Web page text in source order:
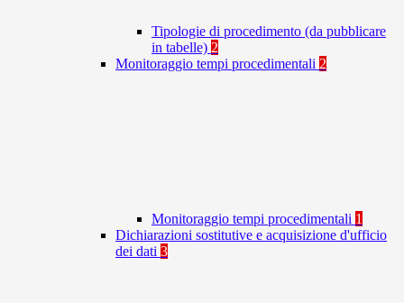
Tipologie di procedimento (da pubblicare
in tabelle) 2
Monitoraggio tempi procedimentali 2
Monitoraggio tempi procedimentali 1
Dichiarazioni sostitutive e acquisizione d'ufficio
dei dati 3